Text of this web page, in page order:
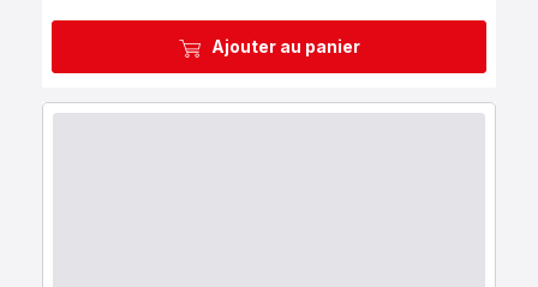
Ajouter au panier